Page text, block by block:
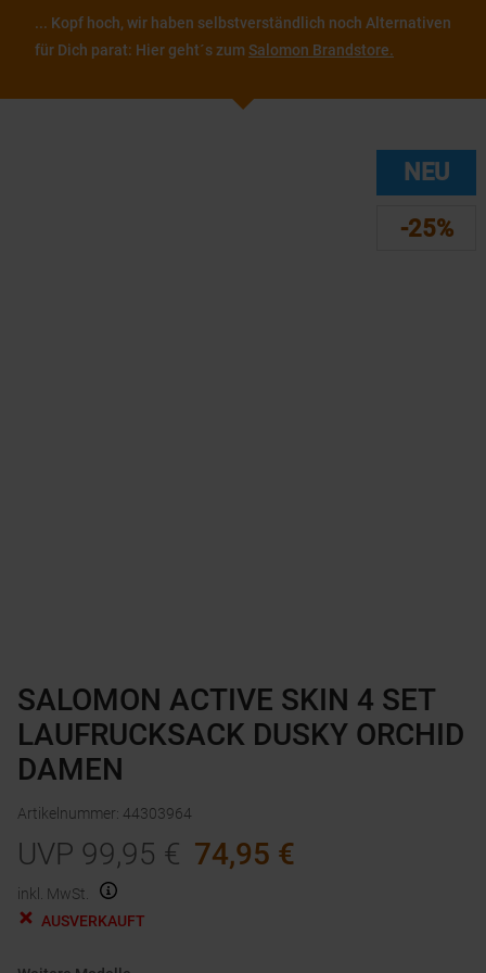
... Kopf hoch, wir haben selbstverständlich noch Alternativen
für Dich parat: Hier geht´s zum Salomon Brandstore.
NEU
-25%
SALOMON ACTIVE SKIN 4 SET
LAUFRUCKSACK DUSKY ORCHID
DAMEN
Artikelnummer: 44303964
UVP 99,95 € 74,95 €
inkl. MwSt.
AUSVERKAUFT